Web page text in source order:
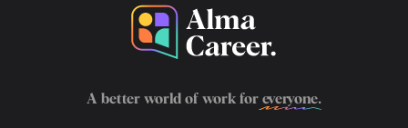
A better world of work for everyone.